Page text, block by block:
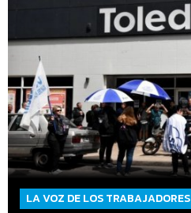
LA VOZ DE LOS TRABAJADORES